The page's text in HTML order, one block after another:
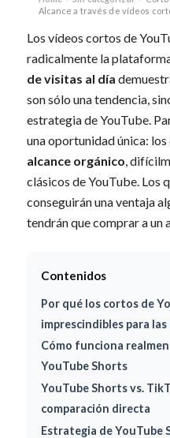
Alcance a través de vídeos
Los vídeos cortos de
radicalmente la
de visitas al día
son sólo una tendencia,
estrategia de YouTube.
una oportunidad única:
alcance orgánico,
clásicos de YouTube. Los
conseguirán una ventaja
tendrán que comprar a un
Contenidos
Por qué los cortos de
imprescindibles para las
Cómo funciona
YouTube Shorts
YouTube Shorts vs.
comparación directa
Estrategia de YouTube